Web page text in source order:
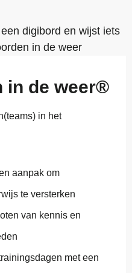
in de weer®
in het
aanpak om
te versterken
van kennis en
met een